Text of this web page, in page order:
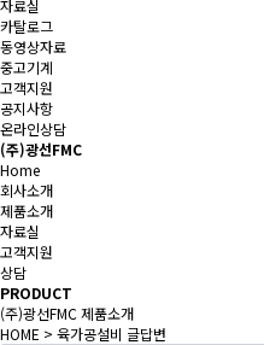
자료실
카탈로그
동영상자료
중고기계
고객지원
공지사항
온라인상담
(주)광선FMC
Home
회사소개
제품소개
자료실
고객지원
상담
PRODUCT
(주)광선FMC 제품소개
HOME > 육가공설비 글답변